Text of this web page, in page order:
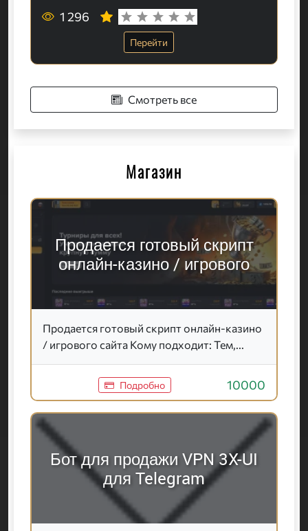
1 296
Перейти
Смотреть все
Магазин
Продается готовый скрипт
онлайн-казино / игрового
Продается готовый скрипт онлайн-казино
/ игрового сайта Кому подходит: Тем,...
Подробно 10000
Бот для продажи VPN 3X-UI
для Telegram